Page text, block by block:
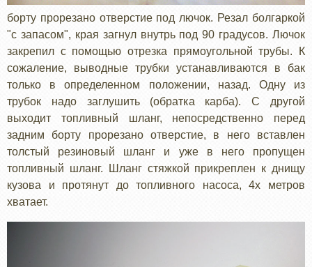
борту прорезано отверстие под лючок. Резал болгаркой
"с запасом", края загнул внутрь под 90 градусов. Лючок
закрепил с помощью отрезка прямоугольной трубы. К
сожаление, выводные трубки устанавливаются в бак
только в определенном положении, назад. Одну из
трубок надо заглушить (обратка карба). С другой
выходит топливный шланг, непосредственно перед
задним борту прорезано отверстие, в него вставлен
толстый резиновый шланг и уже в него пропущен
топливный шланг. Шланг стяжкой прикреплен к днищу
кузова и протянут до топливного насоса, 4х метров
хватает.